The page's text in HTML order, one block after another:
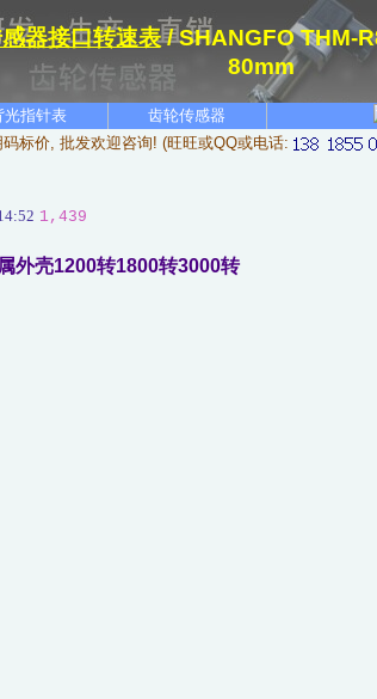
器接口转速表/ SHANGFO THM-
80mm
光指针表
齿轮传感器
标价, 批发欢迎咨询! (旺旺或QQ或电话:
1,439
外壳1200转1800转3000转